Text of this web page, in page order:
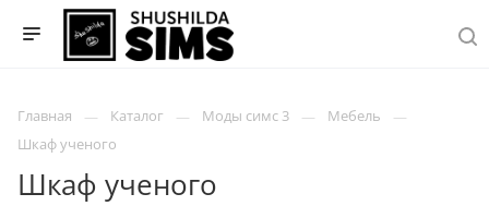
Главная Каталог Моды симс 3
Мебель
Шкаф ученого
Шкаф ученого